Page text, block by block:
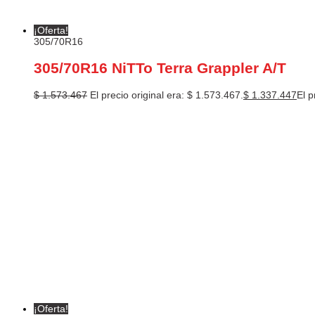
¡Oferta!
305/70R16
305/70R16 NiTTo Terra Grappler A/T
$1.573.467 El precio original era: $ 1.573.467. $ 1.337.447El
¡Oferta!